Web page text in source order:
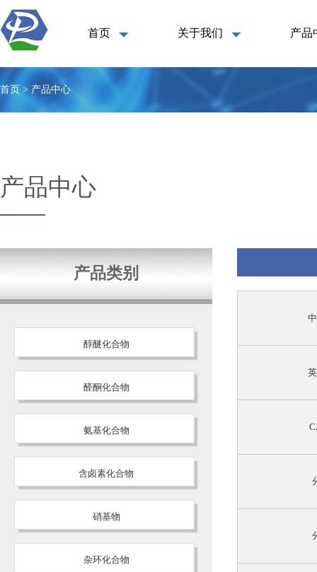
首页 关于我们 产品
首页 > 产品中心
产品中心
产品类别
醇醚化合物
醛酮化合物
氨基化合物
含卤素化合物
硝基物
杂环化合物